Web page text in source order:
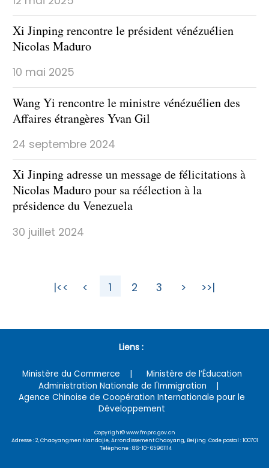
Xi Jinping rencontre le président vénézuélien
Nicolas Maduro
10 mai 2025
Wang Yi rencontre le ministre vénézuélien des
Affaires étrangères Yvan Gil
24 septembre 2024
Xi Jinping adresse un message de félicitations à
Nicolas Maduro pour sa réélection à la
présidence du Venezuela
30 juillet 2024
|<< < 1 2 3 > >>|
Liens :
Ministère du Commerce
Ministère de l’Éducation
Administration Nationale de l'Immigration
Agence Chinoise de Coopération Internationale pour le
Développement
Copyright© www.fmprc.gov.cn
Adresse : 2, Chaoyangmen Nandajie, Arrondissement Chaoyang, Beijing Code postal : 100701
Téléphone : 86-10-65961114